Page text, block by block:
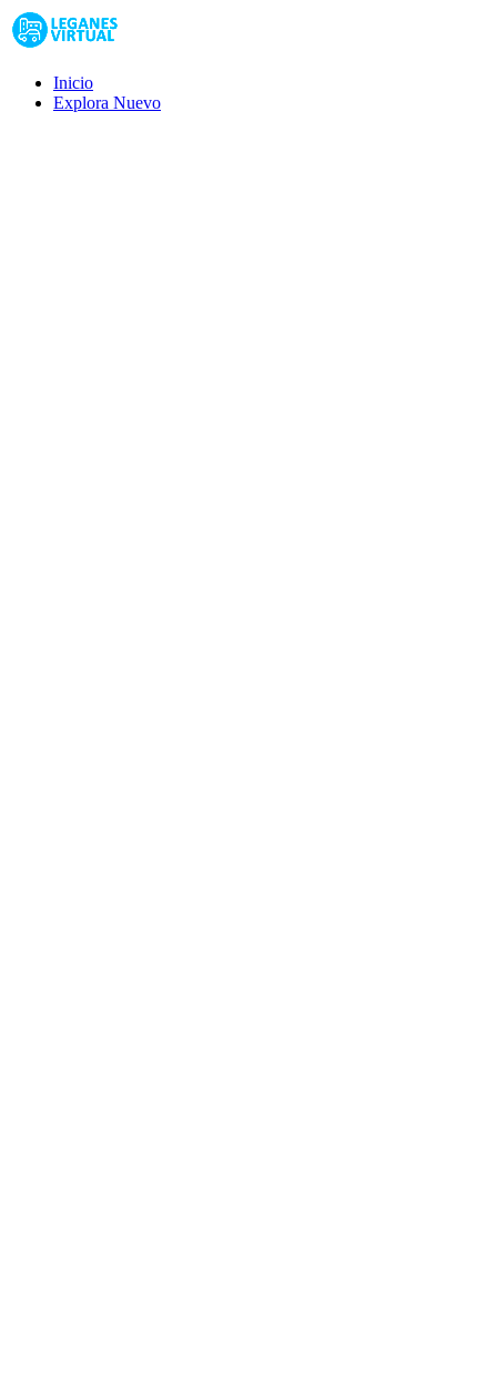
Inicio
Explora Nuevo